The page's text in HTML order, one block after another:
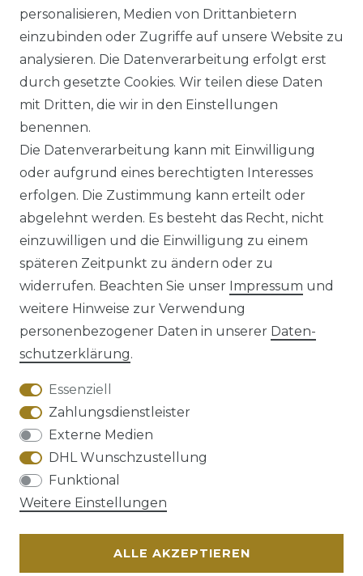
Angels - Damen 5-Pocket
Jeans, Dolly (538000)
ab 89,99 € *
Impressum Daten­schutz­erklärung
AGB Barrierefreiheitserklärung
Widerrufs­recht
personalisieren, Medien von Drittanbietern
einzubinden oder Zugriffe auf unsere Website zu
analysieren. Die Datenverarbeitung erfolgt erst
durch gesetzte Cookies. Wir teilen diese Daten
mit Dritten, die wir in den Einstellungen
benennen.
Die Datenverarbeitung kann mit Einwilligung
oder aufgrund eines berechtigten Interesses
erfolgen. Die Zustimmung kann erteilt oder
abgelehnt werden. Es besteht das Recht, nicht
einzuwilligen und die Einwilligung zu einem
späteren Zeitpunkt zu ändern oder zu
widerrufen. Beachten Sie unser Impressum und
weitere Hinweise zur Verwendung
personenbezogener Daten in unserer Daten­
schutz­erklärung.
Essenziell
Zahlungsdienstleister
Externe Medien
DHL Wunschzustellung
Funktional
Weitere Einstellungen
ALLE AKZEPTIEREN